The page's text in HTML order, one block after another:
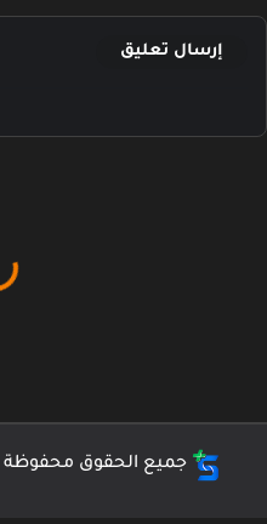
إرسال تعليق
جميع الحقوق محفوظة ©